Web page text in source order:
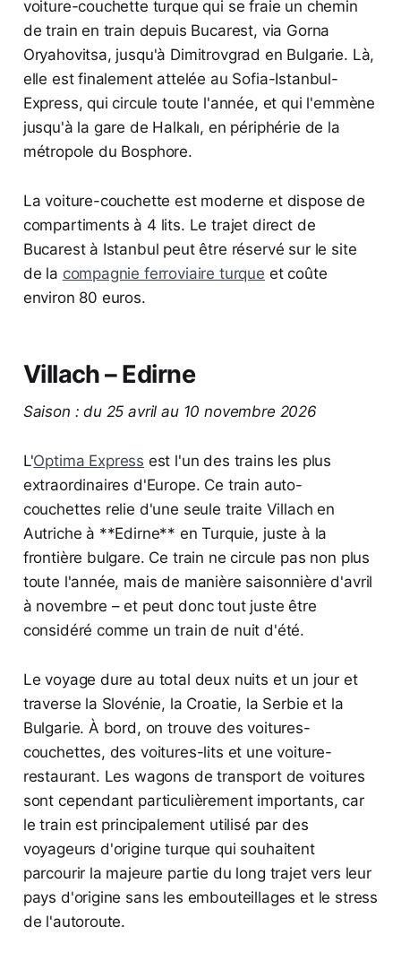
voiture-couchette turque qui se fraie un chemin
de train en train depuis Bucarest, via Gorna
Oryahovitsa, jusqu'à Dimitrovgrad en Bulgarie. Là,
elle est finalement attelée au Sofia-Istanbul-
Express, qui circule toute l'année, et qui l'emmène
jusqu'à la gare de Halkalı, en périphérie de la
métropole du Bosphore.
La voiture-couchette est moderne et dispose de
compartiments à 4 lits. Le trajet direct de
Bucarest à Istanbul peut être réservé sur le site
de la compagnie ferroviaire turque et coûte
environ 80 euros.
Villach – Edirne
Saison : du 25 avril au 10 novembre 2026
L'Optima Express est l'un des trains les plus
extraordinaires d'Europe. Ce train auto-
couchettes relie d'une seule traite Villach en
Autriche à **Edirne** en Turquie, juste à la
frontière bulgare. Ce train ne circule pas non plus
toute l'année, mais de manière saisonnière d'avril
à novembre – et peut donc tout juste être
considéré comme un train de nuit d'été.
Le voyage dure au total deux nuits et un jour et
traverse la Slovénie, la Croatie, la Serbie et la
Bulgarie. À bord, on trouve des voitures-
couchettes, des voitures-lits et une voiture-
restaurant. Les wagons de transport de voitures
sont cependant particulièrement importants, car
le train est principalement utilisé par des
voyageurs d'origine turque qui souhaitent
parcourir la majeure partie du long trajet vers leur
pays d'origine sans les embouteillages et le stress
de l'autoroute.